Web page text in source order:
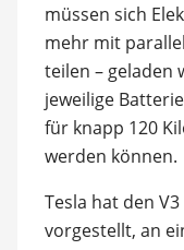
müssen sich
mehr mit
teilen – geladen
jeweilige
für knapp 120
werden können.
Tesla hat den
vorgestellt, an